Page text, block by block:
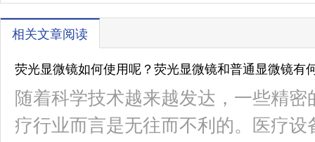
相关文章阅读
荧光显微镜如何使用呢？荧光显微镜和普通显微镜有
随着科学技术越来越发达，一些精
疗行业而言是无往而不利的。医疗